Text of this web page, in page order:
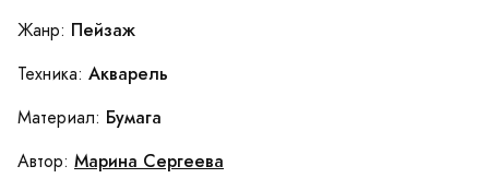
Жанр: Пейзаж
Техника: Акварель
Материал: Бумага
Автор: Марина Сергеева